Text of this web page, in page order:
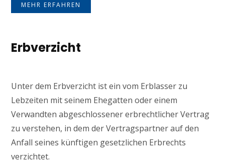
MEHR ERFAHREN
Erbverzicht
Unter dem Erbverzicht ist ein vom Erblasser zu
Lebzeiten mit seinem Ehegatten oder einem
Verwandten abgeschlossener erbrechtlicher Vertrag
zu verstehen, in dem der Vertragspartner auf den
Anfall seines künftigen gesetzlichen Erbrechts
verzichtet.